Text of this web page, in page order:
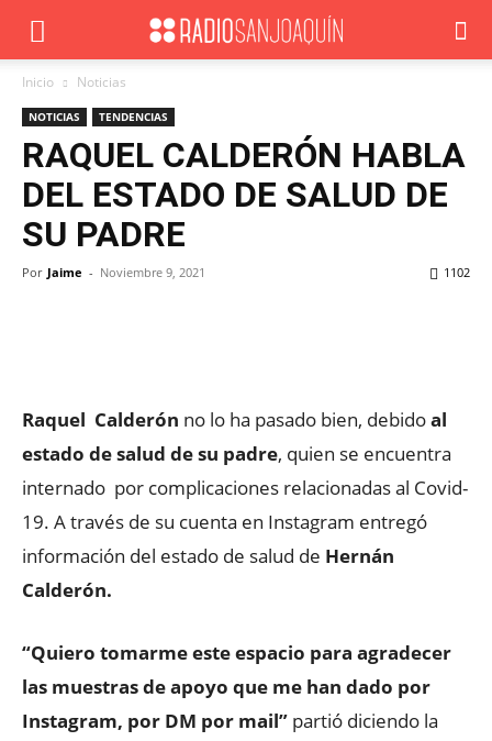
Inicio Noticias
NOTICIAS TENDENCIAS
RAQUEL CALDERÓN HABLA
DEL ESTADO DE SALUD DE
SU PADRE
Por Jaime - Noviembre 9, 2021 1102
Raquel Calderón no lo ha pasado bien, debidoal
estado de salud de su padre, quien se encuentra
internado por complicaciones relacionadas al Covid-
19. A través de su cuenta en Instagram entregó
información del estado de salud de Hernán
Calderón.
“Quiero tomarme este espacio para agradecer
las muestras de apoyo que me han dado por
Instagram, por DM por mail” partió diciendo la